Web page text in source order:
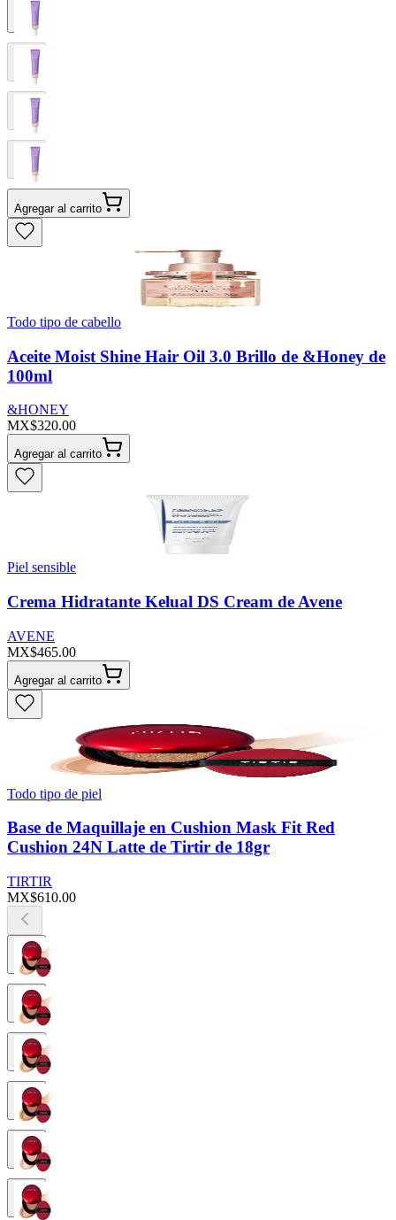
Agregar al carrito
Todo tipo de cabello
Aceite Moist Shine Hair Oil 3.0 Brillo de &Honey de
100ml
&HONEY
MX$320.00
Agregar al carrito
Piel sensible
Crema Hidratante Kelual DS Cream de Avene
AVENE
MX$465.00
Agregar al carrito
Todo tipo de piel
Base de Maquillaje en Cushion Mask Fit Red
Cushion 24N Latte de Tirtir de 18gr
TIRTIR
MX$610.00